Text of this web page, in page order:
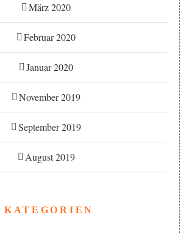
März 2020
Februar 2020
Januar 2020
November 2019
September 2019
August 2019
KATEGORIEN